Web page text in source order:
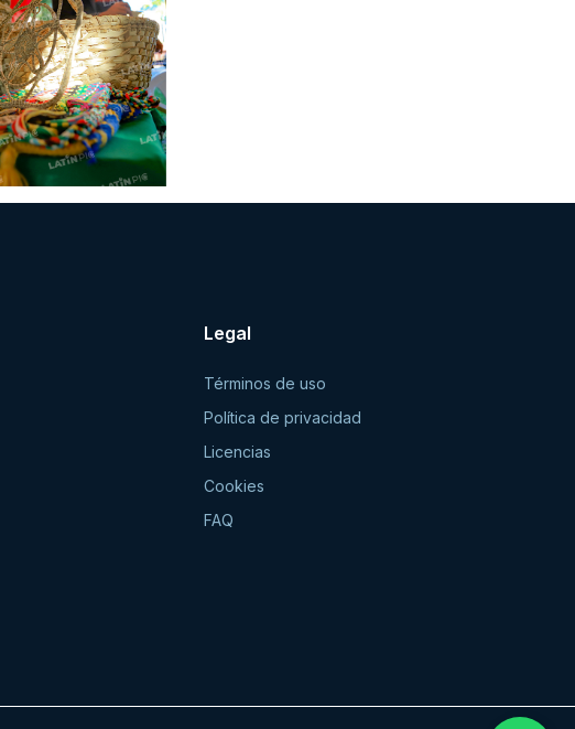
Legal
Términos de uso
Política de privacidad
Licencias
Cookies
FAQ